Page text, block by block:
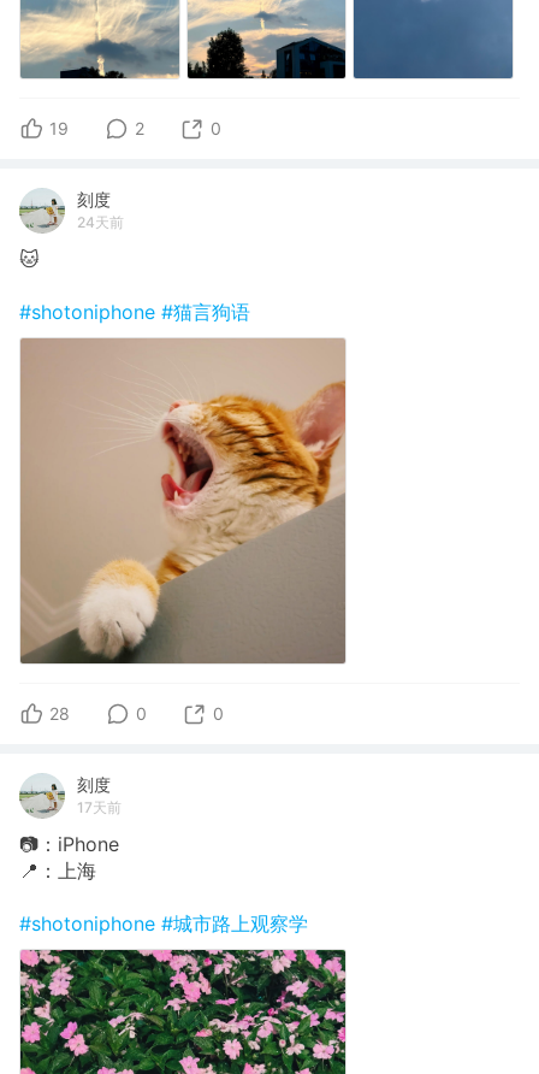
19 2 0
刻度
24天前
🐱
#shotoniphone #猫言狗语
28 0 0
刻度
17天前
📷：iPhone
📍：上海
#shotoniphone #城市路上观察学